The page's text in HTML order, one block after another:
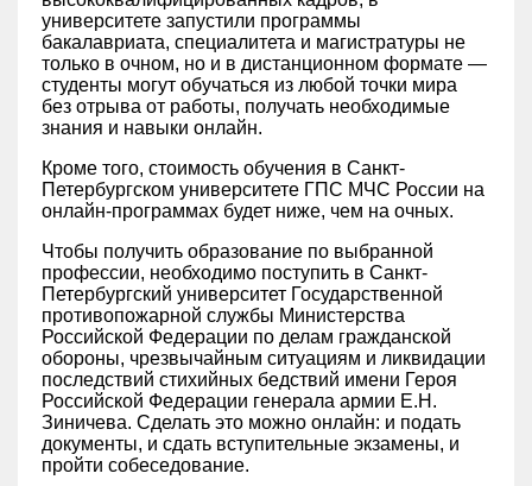
университете запустили программы
бакалавриата, специалитета и магистратуры не
только в очном, но и в дистанционном формате —
студенты могут обучаться из любой точки мира
без отрыва от работы, получать необходимые
знания и навыки онлайн.
Кроме того, стоимость обучения в Санкт-
Петербургском университете ГПС МЧС России на
онлайн-программах будет ниже, чем на очных.
Чтобы получить образование по выбранной
профессии, необходимо поступить в Санкт-
Петербургский университет Государственной
противопожарной службы Министерства
Российской Федерации по делам гражданской
обороны, чрезвычайным ситуациям и ликвидации
последствий стихийных бедствий имени Героя
Российской Федерации генерала армии Е.Н.
Зиничева. Сделать это можно онлайн: и подать
документы, и сдать вступительные экзамены, и
пройти собеседование.